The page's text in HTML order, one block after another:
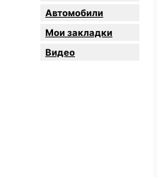
Автомобили
Мои закладки
Видео